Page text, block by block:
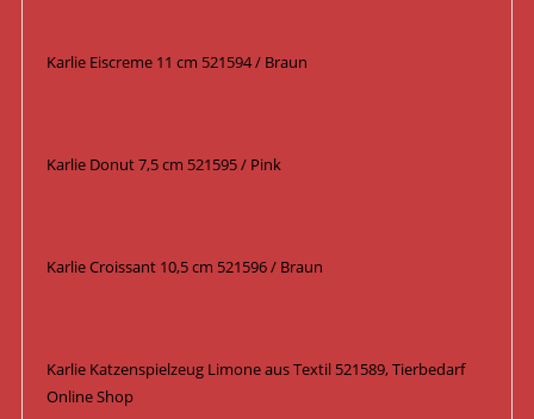
Karlie Eiscreme 11 cm 521594 / Braun
Karlie Donut 7,5 cm 521595 / Pink
Karlie Croissant 10,5 cm 521596 / Braun
Karlie Katzenspielzeug Limone aus Textil 521589, Tierbedarf
Online Shop